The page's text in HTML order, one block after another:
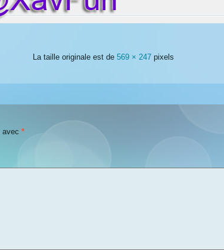
La taille originale est de 569 × 247pixels
avec *